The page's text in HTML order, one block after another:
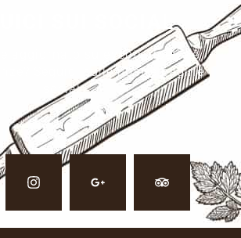
SUI SOCIAL
aggiornato su eventi, ricette e
Seguici sulle nostre pagine
social.